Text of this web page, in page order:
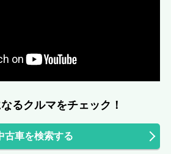
るクルマをチェック！
古車を検索する